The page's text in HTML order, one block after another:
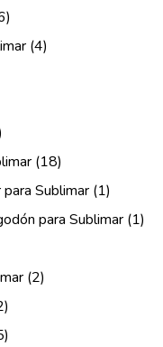
(4)
(18)
Sublimar (1)
para Sublimar (1)
(2)